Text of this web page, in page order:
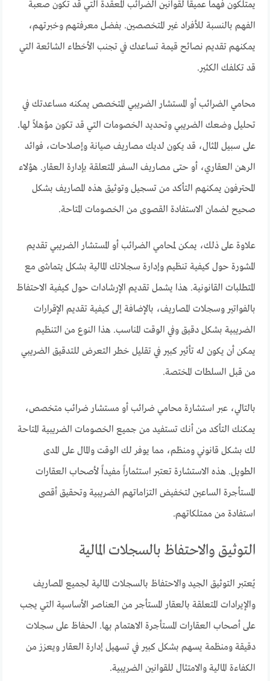
يمتلكون فهماً عميقاً لقوانين الضرائب المعقدة التي قد تكون صعبة
الفهم بالنسبة للأفراد غير المتخصصين. بفضل معرفتهم وخبرتهم،
يمكنهم تقديم نصائح قيمة تساعدك في تجنب الأخطاء الشائعة التي
قد تكلفك الكثير.
محامي الضرائب أو المستشار الضريبي المتخصص يمكنه مساعدتك في
تحليل وضعك الضريبي وتحديد الخصومات التي قد تكون مؤهلاً لها.
على سبيل المثال، قد يكون لديك مصاريف صيانة وإصلاحات، فوائد
الرهن العقاري، أو حتى مصاريف السفر المتعلقة بإدارة العقار. هؤلاء
المحترفون يمكنهم التأكد من تسجيل وتوثيق هذه المصاريف بشكل
صحيح لضمان الاستفادة القصوى من الخصومات المتاحة.
علاوة على ذلك، يمكن لمحامي الضرائب أو المستشار الضريبي تقديم
المشورة حول كيفية تنظيم وإدارة سجلاتك المالية بشكل يتماشى مع
المتطلبات القانونية. هذا يشمل تقديم الإرشادات حول كيفية الاحتفاظ
بالفواتير وسجلات المصاريف، بالإضافة إلى كيفية تقديم الإقرارات
الضريبية بشكل دقيق وفي الوقت المناسب. هذا النوع من التنظيم
يمكن أن يكون له تأثير كبير في تقليل خطر التعرض للتدقيق الضريبي
من قبل السلطات المختصة.
بالتالي، عبر استشارة محامي ضرائب أو مستشار ضرائب متخصص،
يمكنك التأكد من أنك تستفيد من جميع الخصومات الضريبية المتاحة
لك بشكل قانوني ومنظم، مما يوفر لك الوقت والمال على المدى
الطويل. هذه الاستشارة تعتبر استثماراً مفيداً لأصحاب العقارات
المستأجرة الساعين لتخفيض التزاماتهم الضريبية وتحقيق أقصى
استفادة من ممتلكاتهم.
التوثيق والاحتفاظ بالسجلات المالية
يُعتبر التوثيق الجيد والاحتفاظ بالسجلات المالية لجميع المصاريف
والإيرادات المتعلقة بالعقار المستأجر من العناصر الأساسية التي يجب
على أصحاب العقارات المستأجرة الاهتمام بها. الحفاظ على سجلات
دقيقة ومنظمة يسهم بشكل كبير في تسهيل إدارة العقار ويعزز من
الكفاءة المالية والامتثال للقوانين الضريبية.